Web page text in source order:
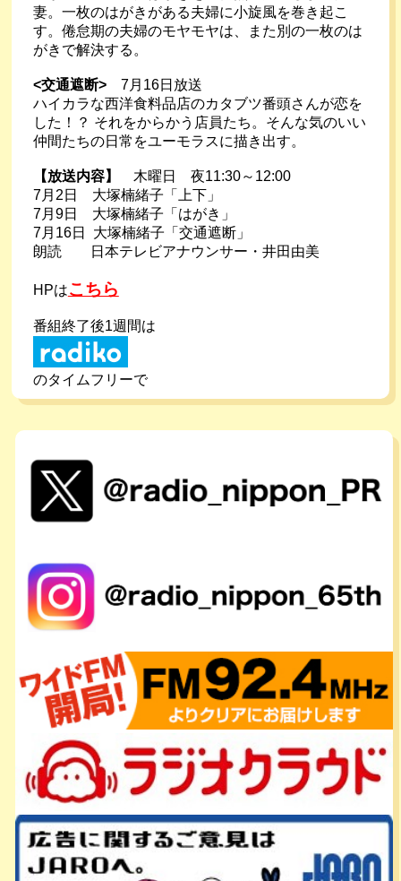
妻。一枚のはがきがある夫婦に小旋風を巻き起こ
す。倦怠期の夫婦のモヤモヤは、また別の一枚のは
がきで解決する。
<交通遮断> 7月16日放送
ハイカラな西洋食料品店のカタブツ番頭さんが恋を
した！？ それをからかう店員たち。そんな気のいい
仲間たちの日常をユーモラスに描き出す。
【放送内容】 木曜日　夜11:30～12:00
7月2日　大塚楠緒子「上下」
7月9日　大塚楠緒子「はがき」
7月16日  大塚楠緒子「交通遮断」
朗読　　日本テレビアナウンサー・井田由美
HPはこちら
番組終了後1週間は
のタイムフリーで